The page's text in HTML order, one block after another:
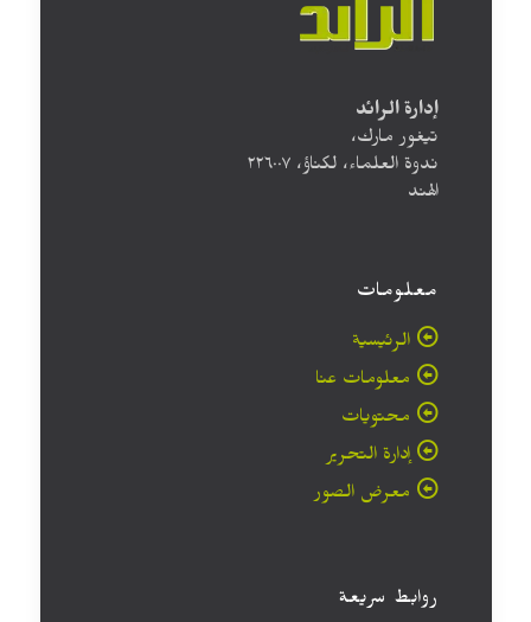
إدارة الرائد
تيغور مارك،
ندوة العلماء، لكناؤ، ۲۲٦۰۰۷
الهند
معلومات
الرئيسية
معلومات عنا
محتويات
إدارة التحرير
معرض الصور
روابط سريعة